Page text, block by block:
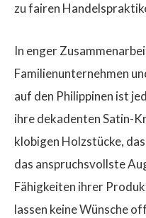
zu fairen
In enger
Familienunternehmen
auf den Philippinen ist
ihre dekadenten Satin-
klobigen Holzstücke,
das anspruchsvollste
Fähigkeiten ihrer
lassen keine Wünsche